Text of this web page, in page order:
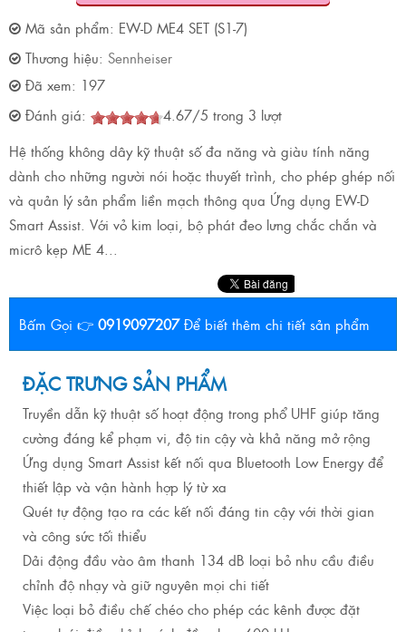
Mã sản phẩm: EW-D ME4 SET (S1-7)
Thương hiệu: Sennheiser
Đã xem: 197
Đánh giá:
4.67/5 trong 3 lượt
Hệ thống không dây kỹ thuật số đa năng và giàu tính năng
dành cho những người nói hoặc thuyết trình, cho phép ghép nối
và quản lý sản phẩm liền mạch thông qua Ứng dụng EW-D
Smart Assist. Với vỏ kim loại, bộ phát đeo lưng chắc chắn và
micrô kẹp ME 4...
Bấm Gọi 👉 0919097207 Để biết thêm chi tiết sản phẩm
ĐẶC TRƯNG SẢN PHẨM
Truyền dẫn kỹ thuật số hoạt động trong phổ UHF giúp tăng
cường đáng kể phạm vi, độ tin cậy và khả năng mở rộng
Ứng dụng Smart Assist kết nối qua Bluetooth Low Energy để
thiết lập và vận hành hợp lý từ xa
Quét tự động tạo ra các kết nối đáng tin cậy với thời gian
và công sức tối thiểu
Dải động đầu vào âm thanh 134 dB loại bỏ nhu cầu điều
chỉnh độ nhạy và giữ nguyên mọi chi tiết
Việc loại bỏ điều chế chéo cho phép các kênh được đặt